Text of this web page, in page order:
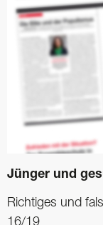
Jünger und
Richtiges und
16/19